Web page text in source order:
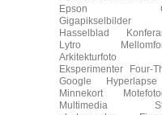
Epson
Gigapikselbilder
Hasselblad
Lytro
Arkitekturfoto
Eksperimenter
Four-
Google
Hyperlapse
Minnekort
Multimedia